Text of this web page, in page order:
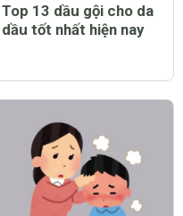
Top 13 dầu gội cho da
dầu tốt nhất hiện nay